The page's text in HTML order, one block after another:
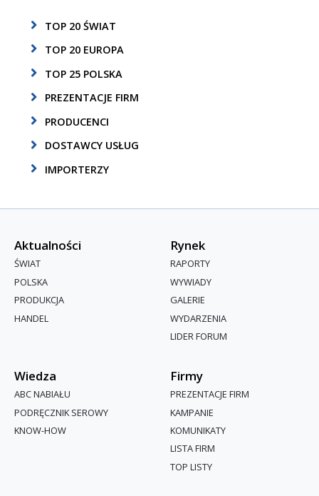
TOP 20 ŚWIAT
TOP 20 EUROPA
TOP 25 POLSKA
PREZENTACJE FIRM
PRODUCENCI
DOSTAWCY USŁUG
IMPORTERZY
Aktualności
ŚWIAT
POLSKA
PRODUKCJA
HANDEL
Rynek
RAPORTY
WYWIADY
GALERIE
WYDARZENIA
LIDER FORUM
Wiedza
ABC NABIAŁU
PODRĘCZNIK SEROWY
KNOW-HOW
Firmy
PREZENTACJE FIRM
KAMPANIE
KOMUNIKATY
LISTA FIRM
TOP LISTY